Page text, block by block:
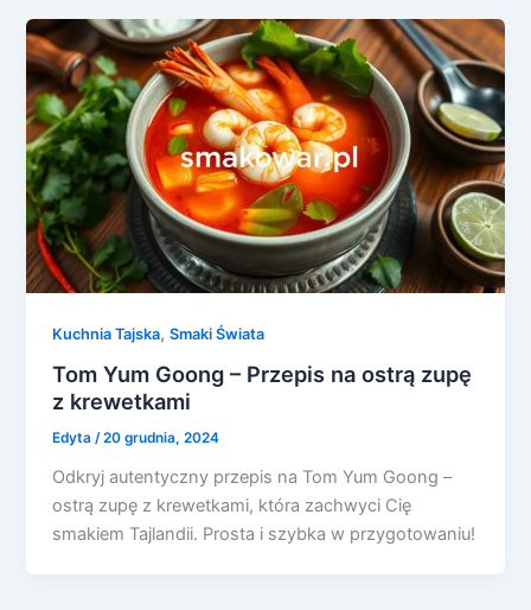
Kuchnia Tajska,Smaki Świata
Tom Yum Goong – Przepis na ostrą zupę
z krewetkami
Edyta/20 grudnia, 2024
Odkryj autentyczny przepis na Tom Yum Goong –
ostrą zupę z krewetkami, która zachwyci Cię
smakiem Tajlandii. Prosta i szybka w przygotowaniu!